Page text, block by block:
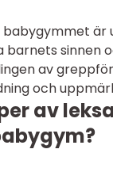
babygymmet
barnets sinnen
av
och
av